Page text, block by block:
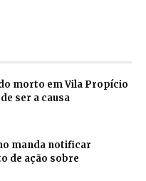
morto em Vila Propício
ser a causa
manda notificar
de ação sobre